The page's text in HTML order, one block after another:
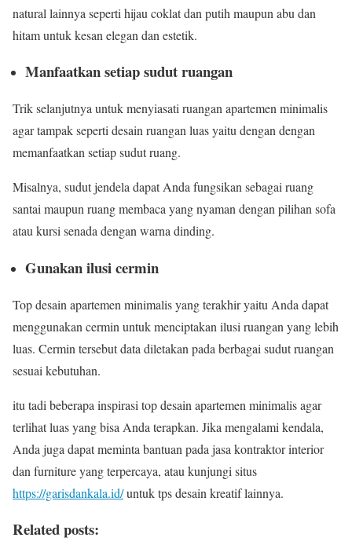
natural lainnya seperti hijau coklat dan putih maupun abu dan
hitam untuk kesan elegan dan estetik.
Manfaatkan setiap sudut ruangan
Trik selanjutnya untuk menyiasati ruangan apartemen minimalis
agar tampak seperti desain ruangan luas yaitu dengan dengan
memanfaatkan setiap sudut ruang.
Misalnya, sudut jendela dapat Anda fungsikan sebagai ruang
santai maupun ruang membaca yang nyaman dengan pilihan sofa
atau kursi senada dengan warna dinding.
Gunakan ilusi cermin
Top desain apartemen minimalis yang terakhir yaitu Anda dapat
menggunakan cermin untuk menciptakan ilusi ruangan yang lebih
luas. Cermin tersebut data diletakan pada berbagai sudut ruangan
sesuai kebutuhan.
itu tadi beberapa inspirasi top desain apartemen minimalis agar
terlihat luas yang bisa Anda terapkan. Jika mengalami kendala,
Anda juga dapat meminta bantuan pada jasa kontraktor interior
dan furniture yang terpercaya, atau kunjungi situs
https://garisdankala.id/untuk tps desain kreatif lainnya.
Related posts: